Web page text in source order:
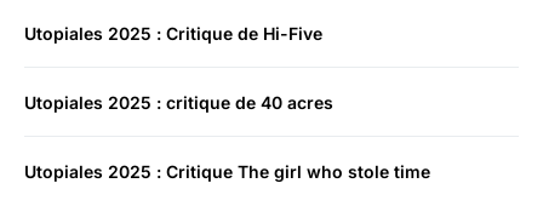
Utopiales 2025 : Critique de Hi-Five
Utopiales 2025 : critique de 40 acres
Utopiales 2025 : Critique The girl who stole time